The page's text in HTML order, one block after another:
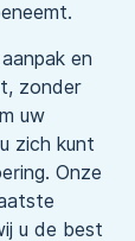
en
zonder
uw
zich kunt
Onze
u de best